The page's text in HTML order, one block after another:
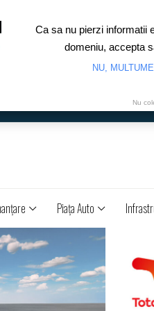
Piaţa Auto
Ca sa nu pierzi informatii
domeniu, accepta
NU,
Nu